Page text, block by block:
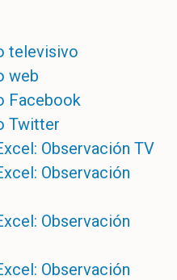
televisivo
web
Facebook
Twitter
Observación TV
Observación
Observación
Observación